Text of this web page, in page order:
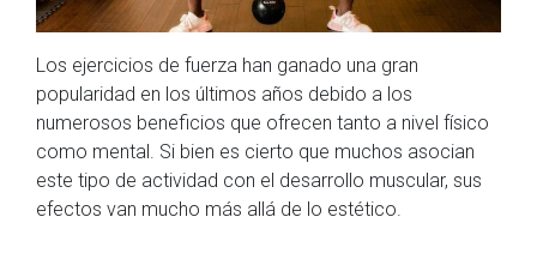
Los ejercicios de fuerza han ganado una gran
popularidad en los últimos años debido a los
numerosos beneficios que ofrecen tanto a nivel físico
como mental. Si bien es cierto que muchos asocian
este tipo de actividad con el desarrollo muscular, sus
efectos van mucho más allá de lo estético.